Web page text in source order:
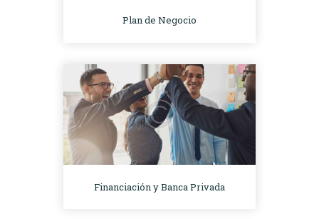
Plan de Negocio
Financiación y Banca Privada